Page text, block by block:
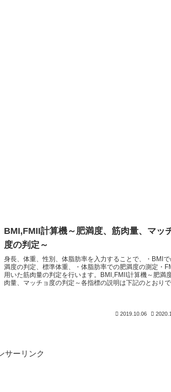
BMI,FMII計算機～肥満度、筋肉量、マッ
度の判定～
身長、体重、性別、体脂肪率を入力することで、・BMI
満度の判定、標準体重、・体脂肪率での肥満度の測定・
用いた筋肉量の判定を行います。BMI,FMII計算機～肥満
肉量、マッチョ度の判定～各指標の説明は下記のとおりで
2019.10.06
サーリンク